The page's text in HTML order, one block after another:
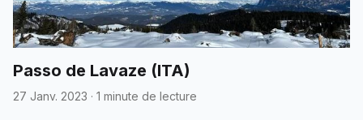
Passo de Lavaze (ITA)
27 Janv. 2023 · 1 minute de lecture